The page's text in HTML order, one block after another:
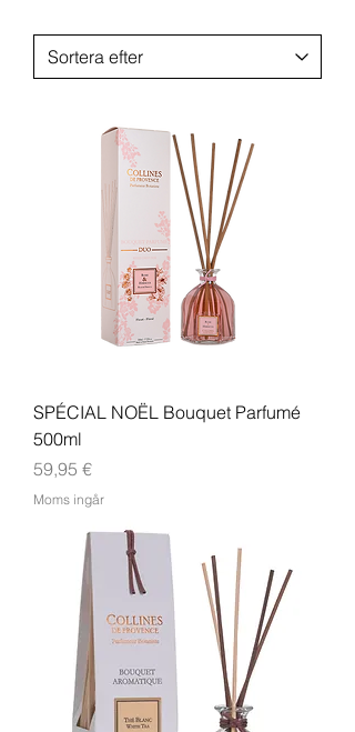
SPÉCIAL NOËL Bouquet Parfumé
500ml
Pris
59,95 €
Moms ingår